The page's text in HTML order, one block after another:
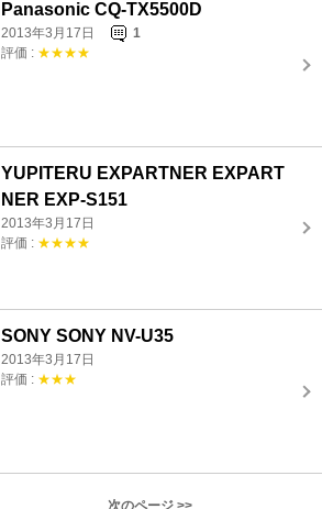
Panasonic CQ-TX5500D
2013年3月17日
1
評価 : ★★★★
YUPITERU EXPARTNER EXPART
NER EXP-S151
2013年3月17日
評価 : ★★★★
SONY SONY NV-U35
2013年3月17日
評価 : ★★★
次のページ >>